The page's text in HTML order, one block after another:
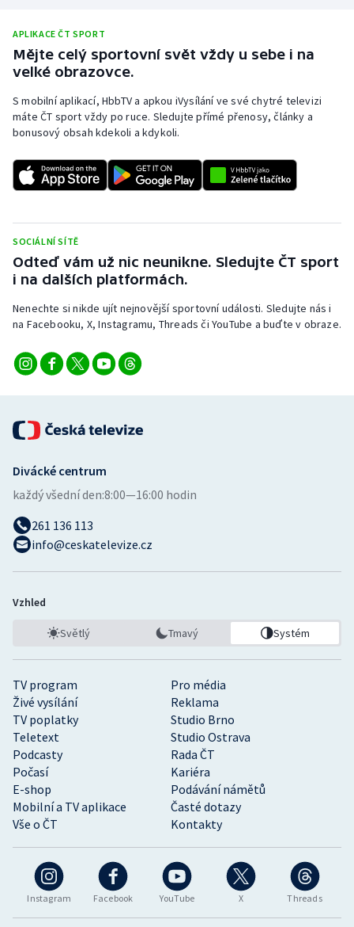
Ragby
Rychlobruslení
Rychlostní kanoistika
Sportovní střelba
Stolní tenis
Triatlon
Veslování
Volejbal
Ostatní
APLIKACE ČT SPORT
Mějte celý sportovní svět vždy u sebe i na
velké obrazovce.
S mobilní aplikací, HbbTV a apkou iVysílání ve své chytré televizi
máte ČT sport vždy po ruce. Sledujte přímé přenosy, články a
bonusový obsah kdekoli a kdykoli.
SOCIÁLNÍ SÍTĚ
Odteď vám už nic neunikne. Sledujte ČT sport
i na dalších platformách.
Nenechte si nikde ujít nejnovější sportovní události. Sledujte nás i
na Facebooku, X, Instagramu, Threads či YouTube a buďte v obraze.
Instagram Facebook YouTube X Threads
TV program
Pro média
Živé vysílání
Reklama
TV poplatky
Studio Brno
Teletext
Studio Ostrava
Podcasty
Rada ČT
Počasí
Kariéra
E-shop
Podávání námětů
Mobilní a TV aplikace
Časté dotazy
Vše o ČT
Kontakty
Divácké centrum
každý všední den:8:00—16:00 hodin
261 136 113
info@ceskatelevize.cz
Vzhled
Světlý Tmavý Systém